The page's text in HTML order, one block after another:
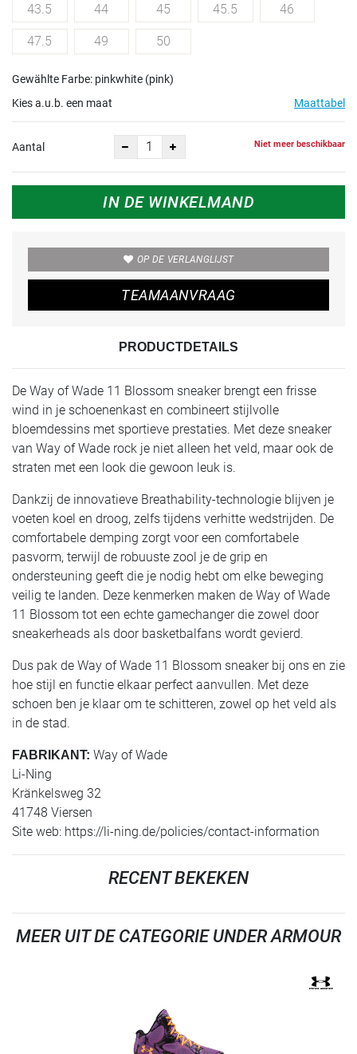
43.5 44 45 45.5 46
47.5 49 50
Gewählte Farbe: pinkwhite (pink)
Kies a.u.b. een maat
Maattabel
Aantal Niet meer beschikbaar
IN DE WINKELMAND
OP DE VERLANGLIJST
TEAMAANVRAAG
PRODUCTDETAILS
De Way of Wade 11 Blossom sneaker brengt een frisse
wind in je schoenenkast en combineert stijlvolle
bloemdessins met sportieve prestaties. Met deze sneaker
van Way of Wade rock je niet alleen het veld, maar ook de
straten met een look die gewoon leuk is.
Dankzij de innovatieve Breathability-technologie blijven je
voeten koel en droog, zelfs tijdens verhitte wedstrijden. De
comfortabele demping zorgt voor een comfortabele
pasvorm, terwijl de robuuste zool je de grip en
ondersteuning geeft die je nodig hebt om elke beweging
veilig te landen. Deze kenmerken maken de Way of Wade
11 Blossom tot een echte gamechanger die zowel door
sneakerheads als door basketbalfans wordt gevierd.
Dus pak de Way of Wade 11 Blossom sneaker bij ons en zie
hoe stijl en functie elkaar perfect aanvullen. Met deze
schoen ben je klaar om te schitteren, zowel op het veld als
in de stad.
FABRIKANT: Way of Wade
Li-Ning
Kränkelsweg 32
41748 Viersen
Site web: https://li-ning.de/policies/contact-information
RECENT BEKEKEN
MEER UIT DE CATEGORIE UNDER ARMOUR